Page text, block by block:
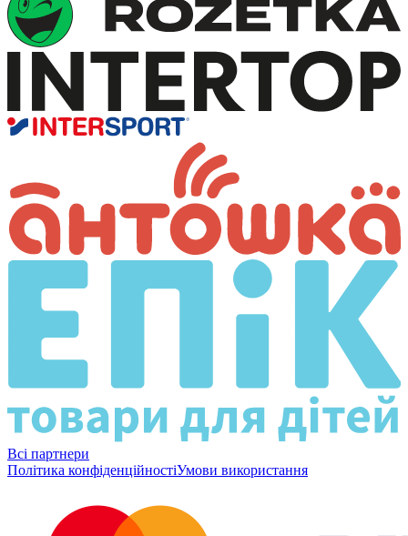
Всі партнери
Політика конфіденційностіУмови використання